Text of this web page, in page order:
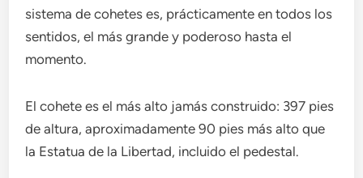
sistema de cohetes es, prácticamente en todos los
sentidos, el más grande y poderoso hasta el
momento.
El cohete es el más alto jamás construido: 397 pies
de altura, aproximadamente 90 pies más alto que
la Estatua de la Libertad, incluido el pedestal.